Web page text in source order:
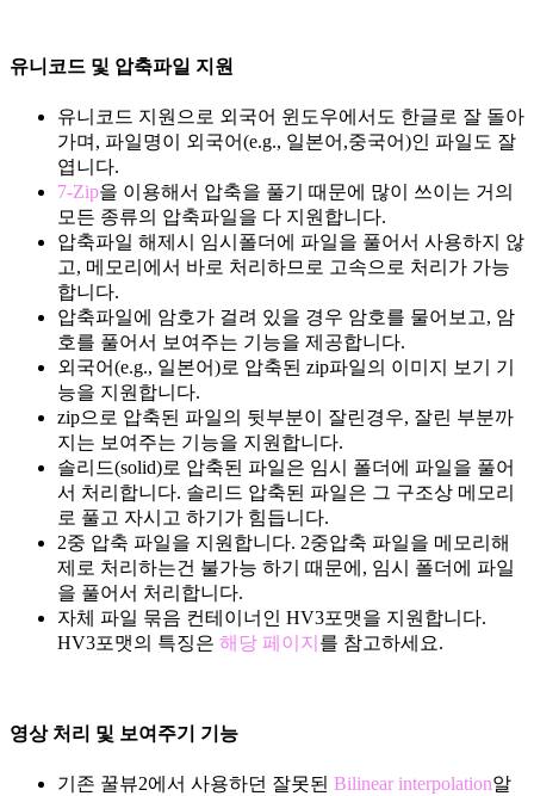
유니코드 및 압축파일 지원
유니코드 지원으로 외국어 윈도우에서도 한글로 잘 돌아
가며, 파일명이 외국어(e.g., 일본어,중국어)인 파일도 잘
엽니다.
7-Zip을 이용해서 압축을 풀기 때문에 많이 쓰이는 거의
모든 종류의 압축파일을 다 지원합니다.
압축파일 해제시 임시폴더에 파일을 풀어서 사용하지 않
고, 메모리에서 바로 처리하므로 고속으로 처리가 가능
합니다.
압축파일에 암호가 걸려 있을 경우 암호를 물어보고, 암
호를 풀어서 보여주는 기능을 제공합니다.
외국어(e.g., 일본어)로 압축된 zip파일의 이미지 보기 기
능을 지원합니다.
zip으로 압축된 파일의 뒷부분이 잘린경우, 잘린 부분까
지는 보여주는 기능을 지원합니다.
솔리드(solid)로 압축된 파일은 임시 폴더에 파일을 풀어
서 처리합니다. 솔리드 압축된 파일은 그 구조상 메모리
로 풀고 자시고 하기가 힘듭니다.
2중 압축 파일을 지원합니다. 2중압축 파일을 메모리해
제로 처리하는건 불가능 하기 때문에, 임시 폴더에 파일
을 풀어서 처리합니다.
자체 파일 묶음 컨테이너인 HV3포맷을 지원합니다.
HV3포맷의 특징은 해당 페이지 를 참고하세요.
영상 처리 및 보여주기 기능
기존 꿀뷰2에서 사용하던 잘못된 Bilinear interpolation알